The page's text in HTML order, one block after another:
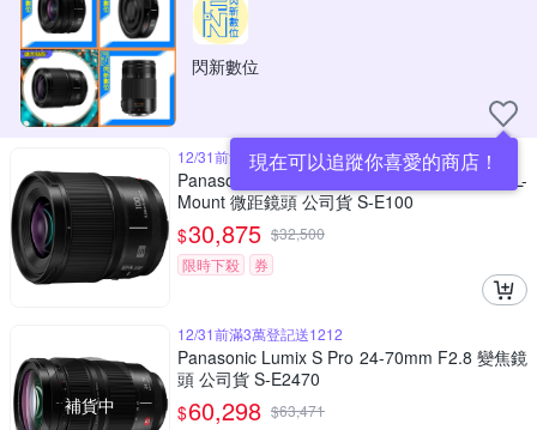
閃新數位
現在可以追蹤你喜愛的商店！
12/31前滿3萬登記送1212
Panasonic LUMIX S 100mm F2.8 MACRO L-
Mount 微距鏡頭 公司貨 S-E100
$30,875 $32,500
限時下殺
券
補貨中
12/31前滿3萬登記送1212
Panasonic Lumix S Pro 24-70mm F2.8 變焦鏡
頭 公司貨 S-E2470
$60,298 $63,471